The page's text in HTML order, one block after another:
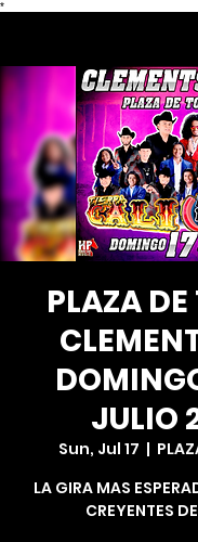
*
PLAZA
JULIO
Sun, Jul 17
  |
LA GIRA MAS
CREYENTES